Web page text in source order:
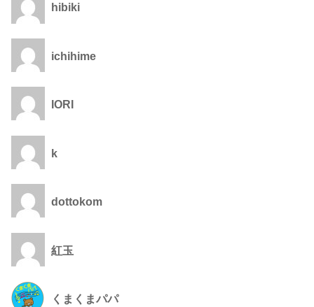
hibiki
ichihime
IORI
k
dottokom
紅玉
くまくまパパ